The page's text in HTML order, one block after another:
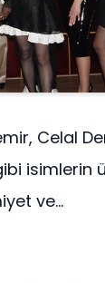
Celal
isimlerin
ve...